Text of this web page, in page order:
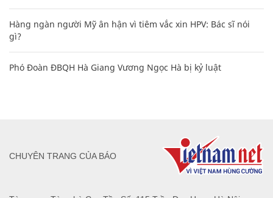
Hàng ngàn người Mỹ ân hận vì tiêm vắc xin HPV: Bác sĩ nói
gì?
Phó Đoàn ĐBQH Hà Giang Vương Ngọc Hà bị kỷ luật
CHUYÊN TRANG CỦA BÁO